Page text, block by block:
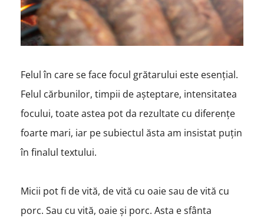
Felul în care se face focul grătarului este esențial.
Felul cărbunilor, timpii de așteptare, intensitatea
focului, toate astea pot da rezultate cu diferențe
foarte mari, iar pe subiectul ăsta am insistat puțin
în finalul textului.
Micii pot fi de vită, de vită cu oaie sau de vită cu
porc. Sau cu vită, oaie și porc. Asta e sfânta